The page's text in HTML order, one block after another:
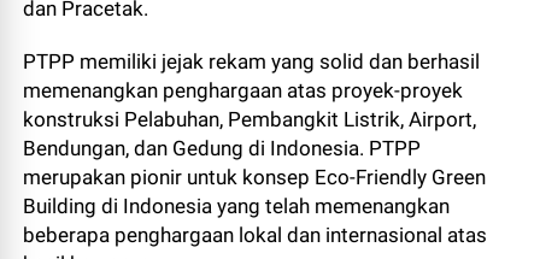
dan Pracetak.
PTPP memiliki jejak rekam yang solid dan berhasil
memenangkan penghargaan atas proyek-proyek
konstruksi Pelabuhan, Pembangkit Listrik, Airport,
Bendungan, dan Gedung di Indonesia. PTPP
merupakan pionir untuk konsep Eco-Friendly Green
Building di Indonesia yang telah memenangkan
beberapa penghargaan lokal dan internasional atas